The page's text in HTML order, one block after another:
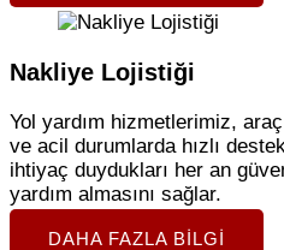
Nakliye Lojistiği
Yol yardım hizmetlerimiz,
ve acil durumlarda hızlı
ihtiyaç duydukları her an
yardım almasını sağlar.
DAHA FAZLA BILGI